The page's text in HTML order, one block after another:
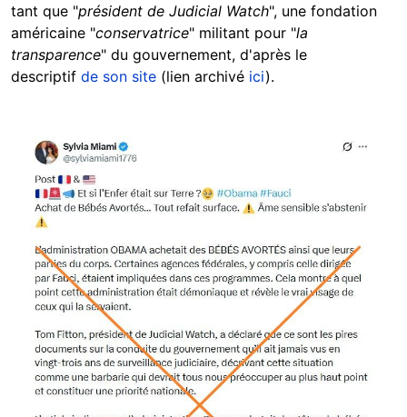
tant que "président de Judicial Watch", une fondation
américaine "conservatrice" militant pour "la
transparence" du gouvernement, d'après le
descriptif de son site (lien archivé ici).
Image